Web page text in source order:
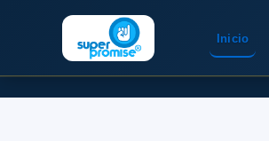
Inicio